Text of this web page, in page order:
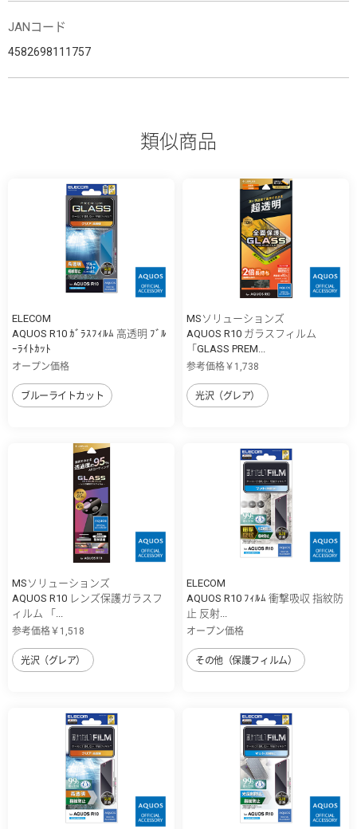
JANコード
4582698111757
類似商品
ELECOM
AQUOS R10 ｶﾞﾗｽﾌｨﾙﾑ 高透明 ﾌﾞﾙ
ｰﾗｲﾄｶｯﾄ
オープン価格
ブルーライトカット
MSソリューションズ
AQUOS R10 ガラスフィルム
「GLASS PREM...
参考価格￥1,738
光沢（グレア）
MSソリューションズ
AQUOS R10 レンズ保護ガラスフ
ィルム 「...
参考価格￥1,518
光沢（グレア）
ELECOM
AQUOS R10 ﾌｨﾙﾑ 衝撃吸収 指紋防
止 反射...
オープン価格
その他（保護フィルム）